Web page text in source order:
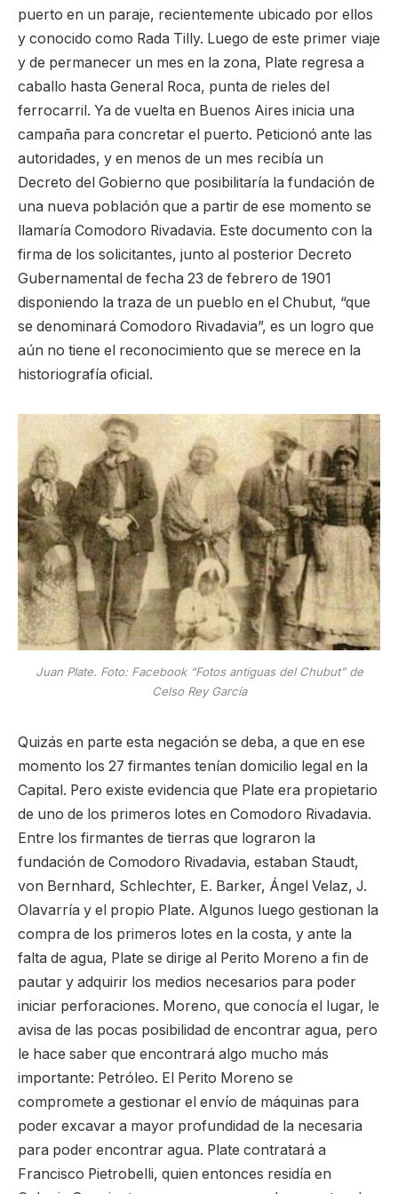
puerto en un paraje, recientemente ubicado por ellos
y conocido como Rada Tilly. Luego de este primer viaje
y de permanecer un mes en la zona, Plate regresa a
caballo hasta General Roca, punta de rieles del
ferrocarril. Ya de vuelta en Buenos Aires inicia una
campaña para concretar el puerto. Peticionó ante las
autoridades, y en menos de un mes recibía un
Decreto del Gobierno que posibilitaría la fundación de
una nueva población que a partir de ese momento se
llamaría Comodoro Rivadavia. Este documento con la
firma de los solicitantes, junto al posterior Decreto
Gubernamental de fecha 23 de febrero de 1901
disponiendo la traza de un pueblo en el Chubut, “que
se denominará Comodoro Rivadavia”, es un logro que
aún no tiene el reconocimiento que se merece en la
historiografía oficial.
Juan Plate. Foto: Facebook “Fotos antiguas del Chubut” de
Celso Rey García
Quizás en parte esta negación se deba, a que en ese
momento los 27 firmantes tenían domicilio legal en la
Capital. Pero existe evidencia que Plate era propietario
de uno de los primeros lotes en Comodoro Rivadavia.
Entre los firmantes de tierras que lograron la
fundación de Comodoro Rivadavia, estaban Staudt,
von Bernhard, Schlechter, E. Barker, Ángel Velaz, J.
Olavarría y el propio Plate. Algunos luego gestionan la
compra de los primeros lotes en la costa, y ante la
falta de agua, Plate se dirige al Perito Moreno a fin de
pautar y adquirir los medios necesarios para poder
iniciar perforaciones. Moreno, que conocía el lugar, le
avisa de las pocas posibilidad de encontrar agua, pero
le hace saber que encontrará algo mucho más
importante: Petróleo. El Perito Moreno se
compromete a gestionar el envío de máquinas para
poder excavar a mayor profundidad de la necesaria
para poder encontrar agua. Plate contratará a
Francisco Pietrobelli, quien entonces residía en